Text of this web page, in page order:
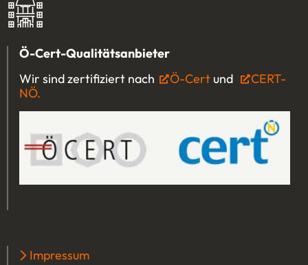
Ö-Cert-Qualitätsanbieter
Wir sind zertifiziert nach
Ö-Cert (Öffnet in einem
und
CERT-
NÖ.
Impressum